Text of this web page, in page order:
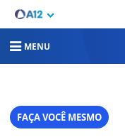
MENU
FAÇA VOCÊ MESMO